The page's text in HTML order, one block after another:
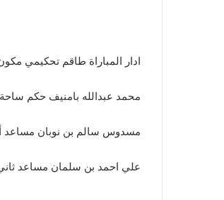
ادار المباراة طاقم تحكيمي
محمد عبدالله بامنيف حكم ساحة
مسدوس سالم بن نوبان مساعد
علي احمد بن سلمان مساعد